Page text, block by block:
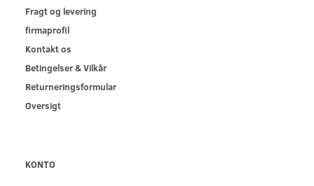
Fragt og levering
firmaprofil
Kontakt os
Betingelser & Vilkår
Returneringsformular
Oversigt
KONTO